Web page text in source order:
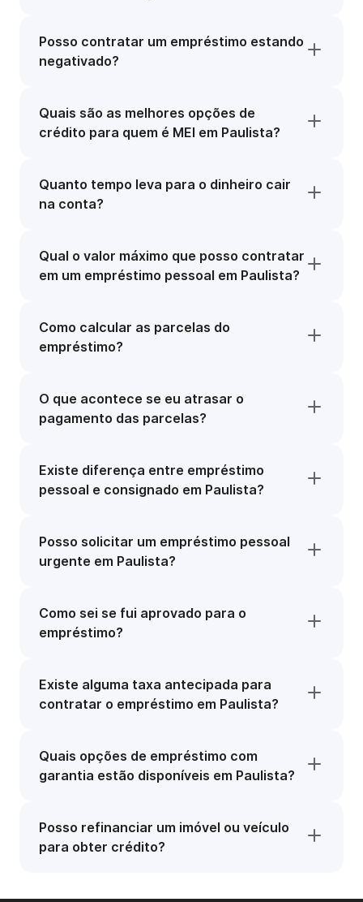
Posso contratar um empréstimo estando
negativado?
Quais são as melhores opções de
crédito para quem é MEI em Paulista?
Quanto tempo leva para o dinheiro cair
na conta?
Qual o valor máximo que posso contratar
em um empréstimo pessoal em Paulista?
Como calcular as parcelas do
empréstimo?
O que acontece se eu atrasar o
pagamento das parcelas?
Existe diferença entre empréstimo
pessoal e consignado em Paulista?
Posso solicitar um empréstimo pessoal
urgente em Paulista?
Como sei se fui aprovado para o
empréstimo?
Existe alguma taxa antecipada para
contratar o empréstimo em Paulista?
Quais opções de empréstimo com
garantia estão disponíveis em Paulista?
Posso refinanciar um imóvel ou veículo
para obter crédito?